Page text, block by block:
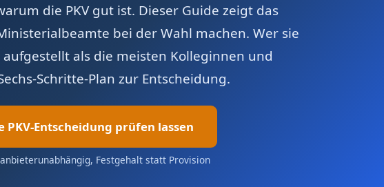
die PKV gut ist. Dieser Guide zeigt das
bei der Wahl machen. Wer sie
als die meisten Kolleginnen und
Schritte-Plan zur Entscheidung.
PKV-Entscheidung prüfen lassen
Festgehalt statt Provision